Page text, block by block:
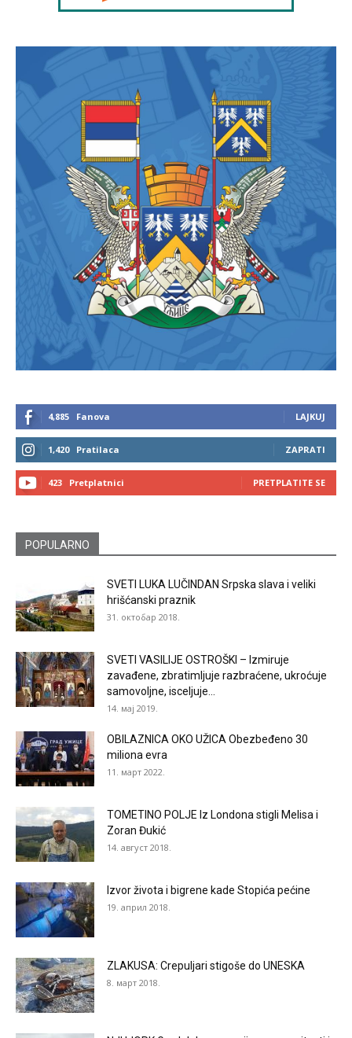
4,885 Fanova LAJKUJ
1,420 Pratilaca ZAPRATI
423 Pretplatnici PRETPLATITE SE
POPULARNO
SVETI LUKA LUČINDAN Srpska slava i veliki
hrišćanski praznik
31. октобар 2018.
SVETI VASILIJE OSTROŠKI – Izmiruje
zavađene, zbratimljuje razbraćene, ukroćuje
samovoljne, isceljuje...
14. мај 2019.
OBILAZNICA OKO UŽICA Obezbeđeno 30
miliona evra
11. март 2022.
TOMETINO POLJE Iz Londona stigli Melisa i
Zoran Đukić
14. август 2018.
Izvor života i bigrene kade Stopića pećine
19. април 2018.
ZLAKUSA: Crepuljari stigoše do UNESKA
8. март 2018.